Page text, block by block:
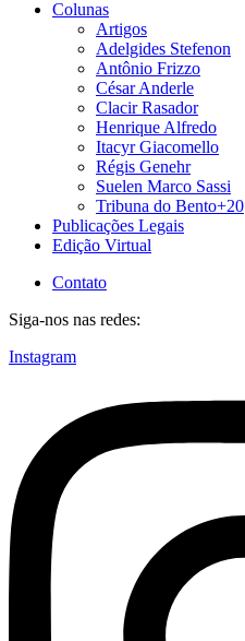
Colunas
Artigos
Adelgides Stefenon
Antônio Frizzo
César Anderle
Clacir Rasador
Henrique Alfredo
Itacyr Giacomello
Régis Genehr
Suelen Marco Sassi
Tribuna do Bento+20
Publicações Legais
Edição Virtual
Contato
Siga-nos nas redes:
Instagram